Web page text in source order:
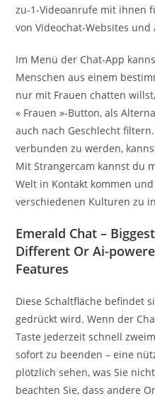
zu-1-Videoanrufe mit ihnen
von Videochat-Websites
Im Menü der Chat-App
Menschen aus einem
nur mit Frauen chatten
« Frauen »-Button, als
auch nach Geschlecht
verbunden zu werden,
Mit Strangercam kannst du
Welt in Kontakt kommen
verschiedenen Kulturen zu
Emerald Chat –
Different Or Ai-
Features
Diese Schaltfläche befindet
gedrückt wird. Wenn der
Taste jederzeit schnell
sofort zu beenden – eine
plötzlich sehen, was Sie
beachten Sie, dass andere